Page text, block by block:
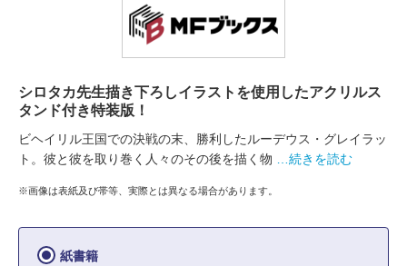
シロタカ先生描き下ろしイラストを使用したアクリルス
タンド付き特装版！
ビヘイリル王国での決戦の末、勝利したルーデウス・グレイラッ
ト。彼と彼を取り巻く人々のその後を描く物
…続きを読む
※画像は表紙及び帯等、実際とは異なる場合があります。
紙書籍